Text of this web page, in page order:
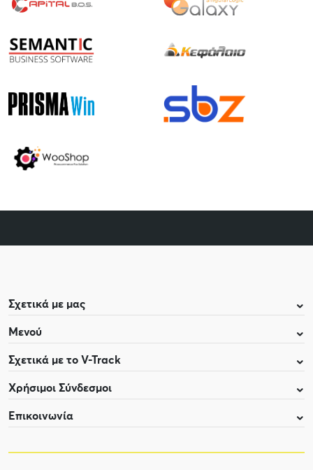
Σχετικά με μας
Μενού
Σχετικά με το V-Track
Χρήσιμοι Σύνδεσμοι
Επικοινωνία